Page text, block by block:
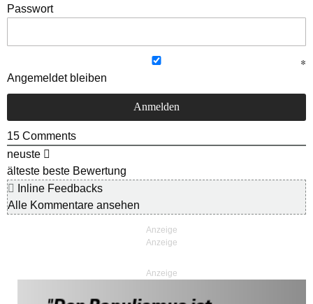
Passwort
Angemeldet bleiben
15 Comments
neuste
älteste beste Bewertung
Inline Feedbacks
Alle Kommentare ansehen
Anzeige